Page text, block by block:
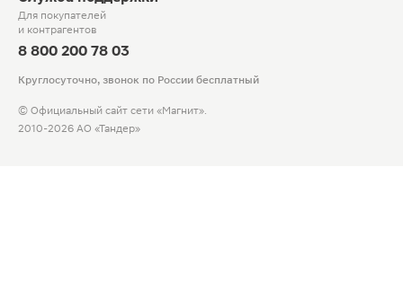
Для покупателей
и контрагентов
8 800 200 78 03
Круглосуточно, звонок по России бесплатный
© Официальный сайт сети «Магнит».
2010-2026 АО «Тандер»